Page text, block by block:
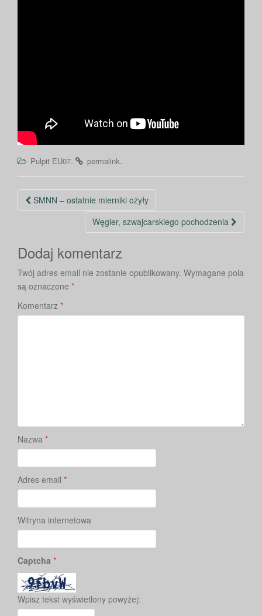
Pulpit EU07. permalink.
Nawigacja
po
SMNN – ostatnie mierniki ożyły
Węgier, szwajcarskiego pochodzenia
Dodaj komentarz
Twój adres email nie zostanie opublikowany. Wymagane pola
są oznaczone *
Komentarz *
Nazwa *
Adres email *
Witryna internetowa
Captcha *
Wpisz tekst wyświetlony powyżej: